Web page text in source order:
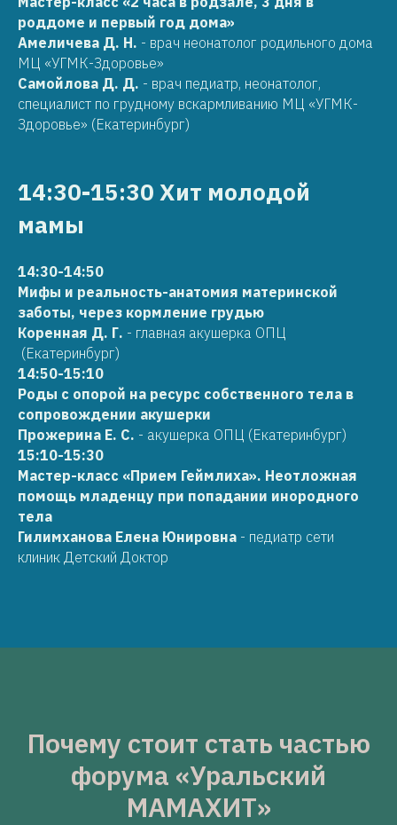
роддоме и первый год дома»
Амеличева Д. Н. - врач неонатолог родильного дома
МЦ «УГМК-Здоровье»
Самойлова Д. Д. - врач педиатр, неонатолог,
специалист по грудному вскармливанию МЦ «УГМК-
Здоровье» (Екатеринбург)
14:30-15:30 Хит молодой
мамы
14:30-14:50
Мифы и реальность-анатомия материнской
заботы, через кормление грудью
Коренная Д. Г. - главная акушерка ОПЦ
(Екатеринбург)
14:50-15:10
Роды с опорой на ресурс собственного тела в
сопровождении акушерки
Прожерина Е. С. - акушерка ОПЦ (Екатеринбург)
15:10-15:30
Мастер-класс «Прием Геймлиха». Неотложная
помощь младенцу при попадании инородного
тела
Гилимханова Елена Юнировна - педиатр сети
клиник Детский Доктор
Почему стоит стать частью
форума «Уральский
МАМАХИТ»